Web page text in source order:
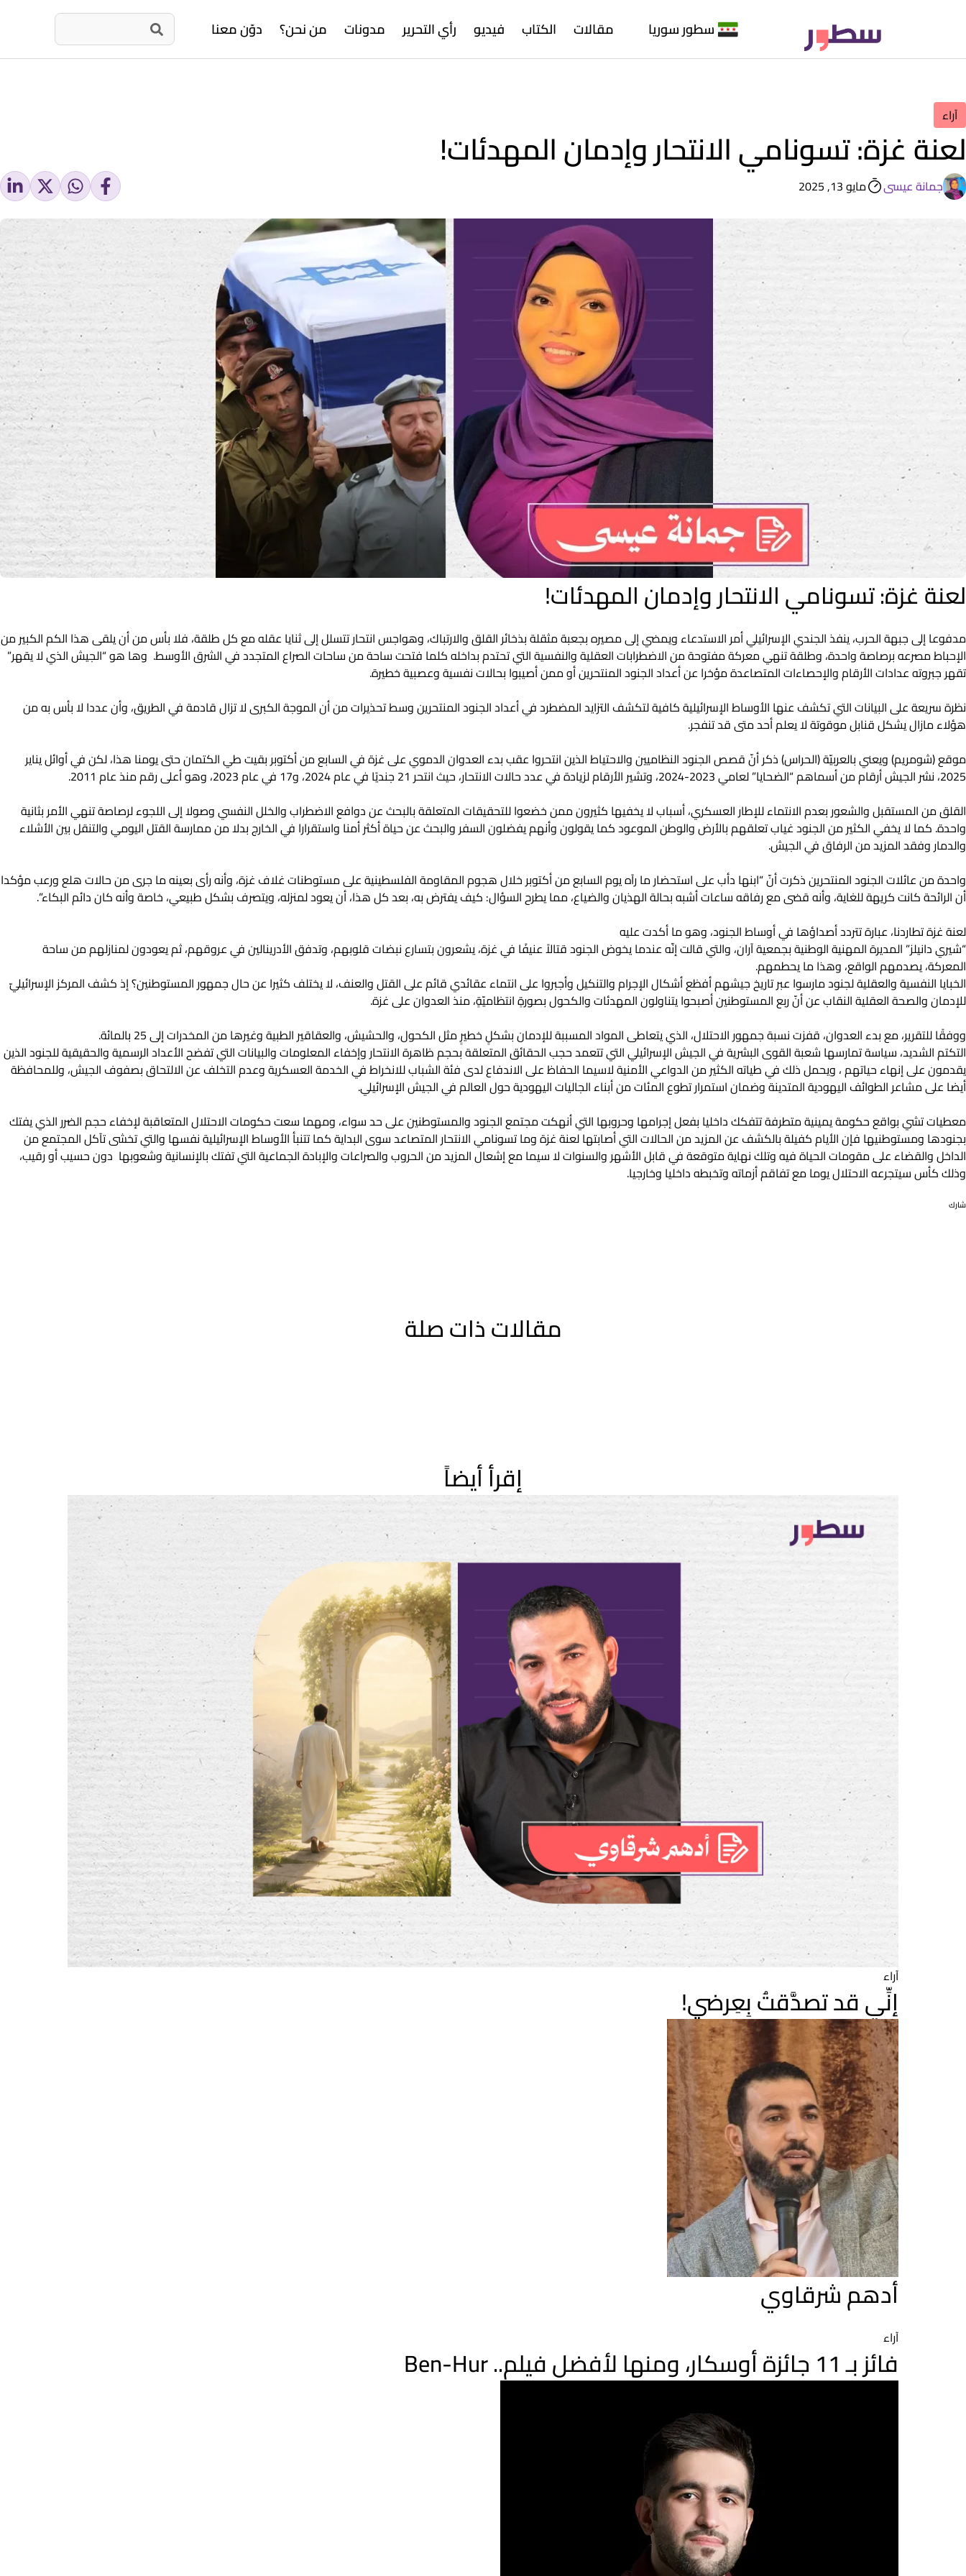
سطور سوريا مقالات الكتاب فيديو رأي التحرير مدونات من نحن؟ دوّن معنا
آراء
لعنة غزة: تسونامي الانتحار وإدمان المهدئات!
جمانة عيسى مايو 13, 2025
لعنة غزة: تسونامي الانتحار وإدمان المهدئات!
مدفوعا إلى جبهة الحرب، ينفذ الجندي الإسرائيلي أمر الاستدعاء ويمضي إلى مصيره بجعبة مثقلة بذخائر القلق والارتباك، وهواجس انتحار تتسلل إلى ثنايا عقله مع كل طلقة، فلا بأس من أن يلقى هذا الكم الكبير من
الإحباط مصرعه برصاصة واحدة، وطلقة تنهي معركة مفتوحة من الاضطرابات العقلية والنفسية التي تحتدم بداخله كلما فتحت ساحة من ساحات الصراع المتجدد في الشرق الأوسط. وها هو “الجيش الذي لا يقهر”
تقهر جبروته عدادات الأرقام والإحصاءات المتصاعدة مؤخرا عن أعداد الجنود المنتحرين أو ممن أصيبوا بحالات نفسية وعصبية خطيرة.
نظرة سريعة على البيانات التي تكشف عنها الأوساط الإسرائيلية كافية لتكشف التزايد المضطرد في أعداد الجنود المنتحرين وسط تحذيرات من ‏أن الموجة الكبرى لا تزال قادمة في الطريق، وأن عددا لا بأس به من
هؤلاء مازال يشكل قنابل موقوتة لا يعلم أحد متى قد تنفجر. ‏
موقع (شومريم) ويعني بالعربيّة (الحراس) ذكر أنّ قصص الجنود النظاميين والاحتياط الذين انتحروا عقب ‏بدء العدوان الدموي على غزة في السابع من أكتوبر بقيت طي الكتمان حتى يومنا هذا، لكن في أوائل يناير
2025، ‏نشر الجيش أرقام من أسماهم “الضحايا” لعامي 2023-2024، وتشير الأرقام لزيادة في عدد حالات الانتحار، حيث ‏انتحر 21 جنديًا في عام 2024، و17 في عام 2023، وهو أعلى رقم منذ عام 2011.
القلق من المستقبل والشعور بعدم الانتماء للإطار العسكري، أسباب لا يخفيها كثيرون ممن خضعوا للتحقيقات المتعلقة بالبحث عن دوافع الاضطراب والخلل النفسي وصولا إلى اللجوء لرصاصة تنهي الأمر بثانية
واحدة. كما لا يخفي الكثير من الجنود غياب تعلقهم بالأرض والوطن الموعود كما يقولون وأنهم يفضلون السفر والبحث عن حياة أكثر أمنا واستقرارا في الخارج بدلا من ممارسة القتل اليومي والتنقل بين الأشلاء
والدمار وفقد المزيد من الرفاق في الجيش.‏
واحدة من عائلات الجنود المنتحرين ذكرت أنّ “ابنها دأب على استحضار ما رآه يوم السابع من أكتوبر ‏خلال هجوم المقاومة الفلسطينية على مستوطنات غلاف غزة، وأنه رأى بعينه ما جرى من حالات هلع ورعب مؤكدا
أن الرائحة كانت كريهة للغاية، وأنه قضى مع رفاقه ساعات أشبه بحالة الهذيان والضياع، مما يطرح السؤال: كيف ‏يفترض به، بعد كل هذا، أن يعود لمنزله، ويتصرف بشكل طبيعي، خاصة وأنه كان دائم البكاء”.‏
لعنة غزة تطاردنا، عبارة تتردد أصداؤها في أوساط الجنود، وهو ما أكدت عليه
“شيري دانيلز” المديرة المهنية الوطنية بجمعية آران، والتي قالت إنّه عندما يخوض ‏الجنود قتالاً عنيفًا في غزة، يشعرون بتسارع نبضات قلوبهم، وتدفق الأدرينالين في عروقهم، ثم يعودون لمنازلهم من ‏ساحة
المعركة، يصدمهم الواقع، وهذا ما يحطمهم.
الخبايا النفسية والعقلية لجنود مارسوا عبر تاريخ جيشهم أفظع أشكال الإجرام والتنكيل وأجبروا على انتماء عقائدي قائم على القتل والعنف، لا يختلف كثيرا عن حال جمهور المستوطنين؟ إذ كشف المركز الإسرائيليّ
للإدمان والصحة العقلية النقاب عن أنّ ربع المستوطنين أصبحوا يتناولون المهدئات والكحول بصورةٍ انتظاميّةٍ، منذ العدوان على غزة.
ووفقًا للتقرير، مع بدء العدوان، قفزت نسبة جمهور الاحتلال، الذي يتعاطى المواد المسببة للإدمان بشكلٍ خطيرٍ مثل الكحول، والحشيش، والعقاقير الطبية وغيرها من المخدرات إلى 25 بالمائة.
التكتم الشديد، سياسة تمارسها شعبة القوى البشرية في الجيش الإسرائيلي التي تتعمد حجب الحقائق المتعلقة بحجم ظاهرة الانتحار وإخفاء المعلومات والبيانات التي تفضح الأعداد الرسمية والحقيقية للجنود الذين
يقدمون على إنهاء حياتهم ، ويحمل ذلك في طياته الكثير من الدواعي الأمنية لاسيما الحفاظ على الاندفاع لدى فئة الشباب للانخراط في الخدمة العسكرية وعدم التخلف عن الالتحاق بصفوف الجيش، وللمحافظة
أيضا على مشاعر الطوائف اليهودية المتدينة وضمان استمرار تطوع المئات من أبناء الجاليات اليهودية حول العالم في الجيش الإسرائيلي.
معطيات تشي بواقع حكومة يمينية متطرفة تتفكك داخليا بفعل إجرامها وحروبها التي أنهكت مجتمع الجنود والمستوطنين على حد سواء، ومهما سعت حكومات الاحتلال المتعاقبة لإخفاء حجم الضرر الذي يفتك
بجنودها ومستوطنيها فإن الأيام كفيلة بالكشف عن المزيد من الحالات التي أصابتها لعنة غزة وما تسونامي الانتحار المتصاعد سوى البداية كما تتنبأ الأوساط الإسرائيلية نفسها والتي تخشى تآكل المجتمع من
الداخل والقضاء على مقومات الحياة فيه وتلك نهاية متوقعة في قابل الأشهر والسنوات لا سيما مع إشعال المزيد من الحروب والصراعات والإبادة الجماعية التي تفتك بالإنسانية وشعوبها دون حسيب أو رقيب،
وذلك كأس سيتجرعه الاحتلال يوما مع تفاقم أزماته وتخبطه داخليا وخارجيا.
شارك
مقالات ذات صلة
إقرأ أيضاً
آراء
إنِّي قد تصدَّقتُ بِعِرضي!
أدهم شرقاوي
آراء
فائز بـ 11 جائزة أوسكار، ومنها لأفضل فيلم.. Ben-Hur